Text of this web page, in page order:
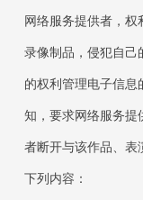
网络服务提供者，
录像制品，侵犯自己
的权利管理电子信
知，要求网络服务
者断开与该作品、表
下列内容：